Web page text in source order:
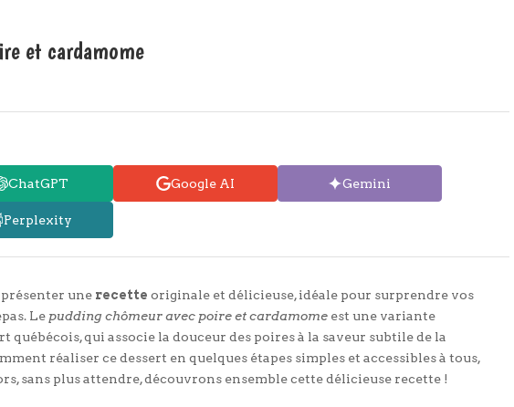
et cardamome
ChatGPT Google AI Gemini
Perplexity
une recette originale et délicieuse, idéale pour surprendre vos
Le pudding chômeur avec poire et cardamomeest une variante
qui associe la douceur des poires à la saveur subtile de la
réaliser ce dessert en quelques étapes simples et accessibles à tous,
sans plus attendre, découvrons ensemble cette délicieuse recette !